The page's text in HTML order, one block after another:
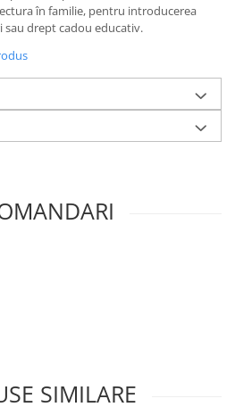
în familie, pentru introducerea
drept cadou educativ.
SIMILARE